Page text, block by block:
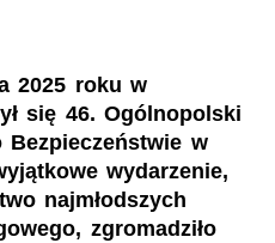
2025 roku w
się 46. Ogólnopolski
Bezpieczeństwie w
wydarzenie,
najmłodszych
zgromadziło